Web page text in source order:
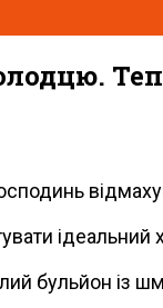
ідеальний
бульйон із